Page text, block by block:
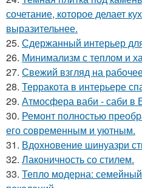
сочетание, которое делает
выразительнее.
25. Сдержанный интерьер
26. Минимализм с теплом и
27. Свежий взгляд на
28. Терракота в интерьере
29. Атмосфера ваби - саби в
30. Ремонт полностью
его современным и уютным.
31. Вдохновение шинуазри
32. Лаконичность со стилем.
33. Тепло модерна: